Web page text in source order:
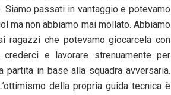
passati in vantaggio e potevamo
ma non abbiamo mai mollato. Abbiamo
ragazzi che potevamo giocarcela con
e lavorare strenuamente per
in base alla squadra avversaria.
della propria guida tecnica è